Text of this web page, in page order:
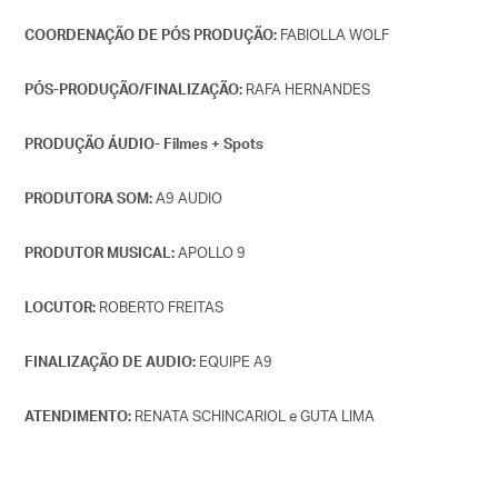
COORDENAÇÃO DE PÓS PRODUÇÃO:FABIOLLA WOLF
PÓS-PRODUÇÃO/FINALIZAÇÃO:RAFA HERNANDES
PRODUÇÃO ÁUDIO- Filmes + Spots
PRODUTORA SOM:A9 AUDIO
PRODUTOR MUSICAL:APOLLO 9
LOCUTOR:ROBERTO FREITAS
FINALIZAÇÃO DE AUDIO:EQUIPE A9
ATENDIMENTO:RENATA SCHINCARIOL e GUTA LIMA